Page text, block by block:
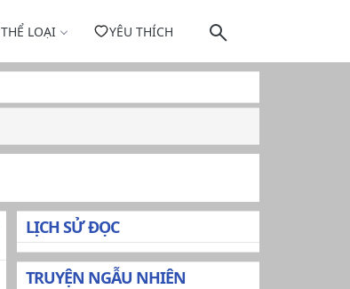
THỂ LOẠI YÊU THÍCH
LỊCH SỬ ĐỌC
TRUYỆN NGẪU NHIÊN